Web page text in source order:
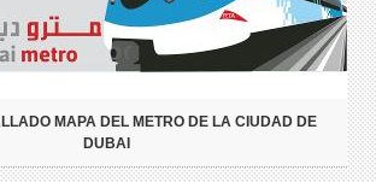
MAPA DEL METRO DE LA CIUDAD DE
DUBAI